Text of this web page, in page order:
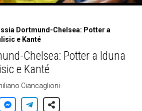
Dortmund-Chelsea: Potter a
e Kanté
Chelsea: Potter a Iduna
e Kanté
Ciancaglioni